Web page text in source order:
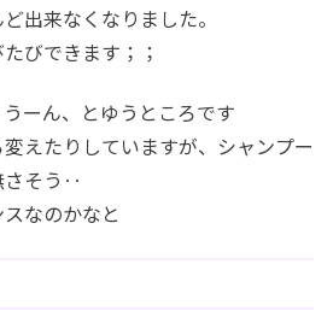
出来なくなりました。
びできます；；
ーん、とゆうところです
えたりしていますが、シャンプー
さそう‥
なのかなと